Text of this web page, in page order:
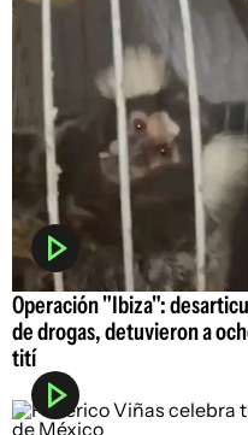
Operación "Ibiza":
de drogas, detuvieron a
tití